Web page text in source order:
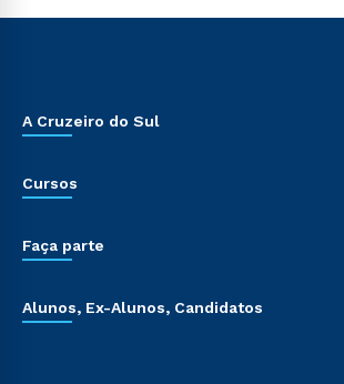
A Cruzeiro do Sul
Cursos
Faça parte
Alunos, Ex-Alunos, Candidatos